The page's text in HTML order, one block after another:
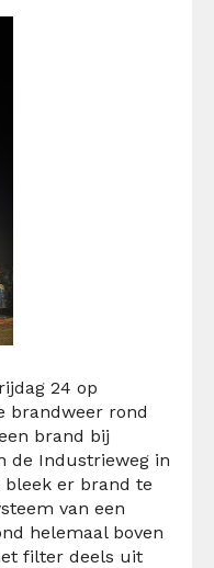
24 op
brandweer rond
brand bij
de Industrieweg in
bleek er brand te
van een
helemaal boven
filter deels uit